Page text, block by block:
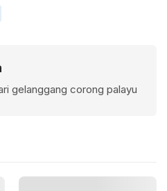
gelanggang corong palayu